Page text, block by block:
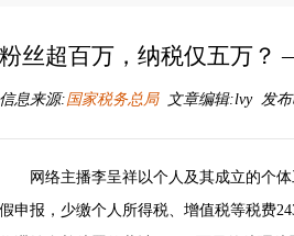
粉丝超百万，纳税仅五万
信息来源:国家税务总局文章编辑:lvy 发布
网络主播李呈祥以个人及其成立的个
假申报，少缴个人所得税、增值税等税费